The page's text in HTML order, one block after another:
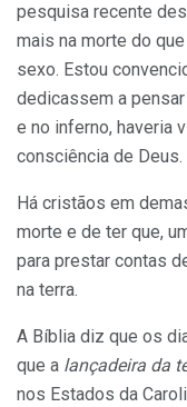
pesquisa recente
mais na morte do
sexo. Estou
dedicassem a
e no inferno, haveria
consciência de Deus.
Há cristãos em
morte e de ter que,
para prestar contas
na terra.
A Bíblia diz que os
que a lançadeira da
nos Estados da